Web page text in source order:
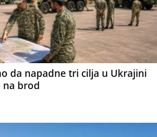
da napadne tri cilja u Ukrajini
na brod